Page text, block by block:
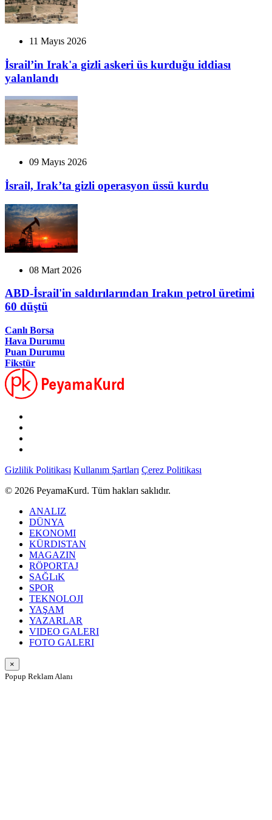
11 Mayıs 2026
İsrail’in Irak'a gizli askeri üs kurduğu iddiası
yalanlandı
09 Mayıs 2026
İsrail, Irak’ta gizli operasyon üssü kurdu
08 Mart 2026
ABD-İsrail'in saldırılarından Irakın petrol üretimi
60 düştü
Canlı Borsa
Hava Durumu
Puan Durumu
Fikstür
Gizlilik Politikası Kullanım Şartları Çerez Politikası
© 2026 PeyamaKurd. Tüm hakları saklıdır.
ANALIZ
DÜNYA
EKONOMI
KÜRDISTAN
MAGAZIN
RÖPORTAJ
SAĞLıK
SPOR
TEKNOLOJI
YAŞAM
YAZARLAR
VIDEO GALERI
FOTO GALERI
×
Popup Reklam Alanı